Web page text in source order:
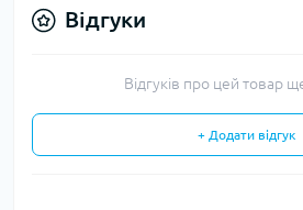
Відгуки
Відгуків про цей товар
+ Додати відгук